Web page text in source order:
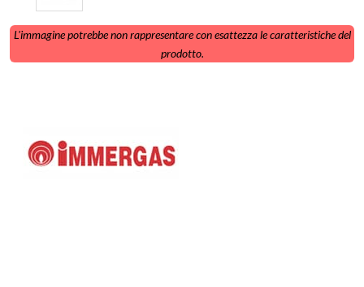
L'immagine potrebbe non rappresentare con esattezza le caratteristiche del
prodotto.